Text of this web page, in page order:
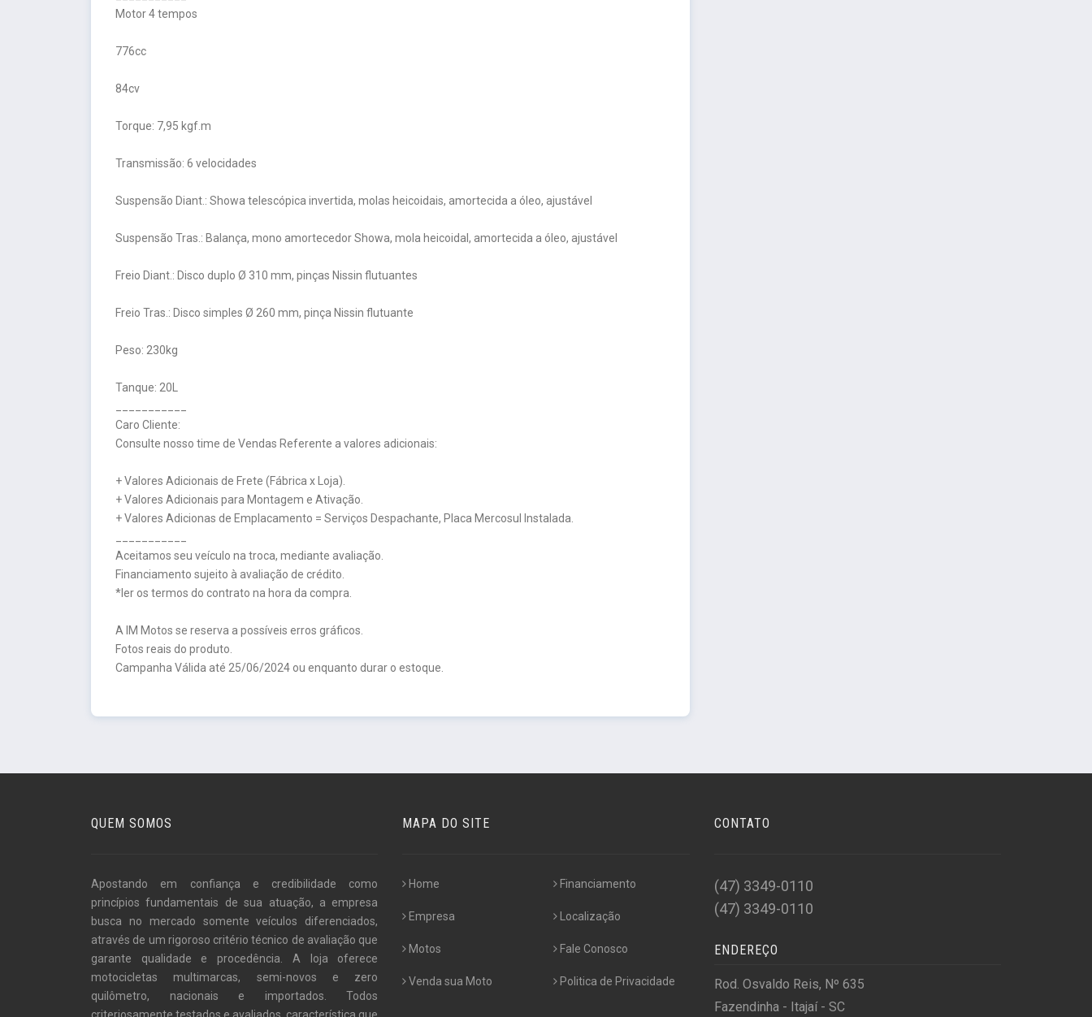
Motor 4 tempos
776cc
84cv
Torque: 7,95 kgf.m
Transmissão: 6 velocidades
Suspensão Diant.: Showa telescópica invertida, molas heicoidais, amortecida a óleo, ajustável
Suspensão Tras.: Balança, mono amortecedor Showa, mola heicoidal, amortecida a óleo, ajustável
Freio Diant.: Disco duplo Ø 310 mm, pinças Nissin flutuantes
Freio Tras.: Disco simples Ø 260 mm, pinça Nissin flutuante
Peso: 230kg
Tanque: 20L
Caro Cliente:
Consulte nosso time de Vendas Referente a valores adicionais:
+ Valores Adicionais de Frete (Fábrica x Loja).
+ Valores Adicionais para Montagem e Ativação.
+ Valores Adicionas de Emplacamento = Serviços Despachante, Placa Mercosul Instalada.
Aceitamos seu veículo na troca, mediante avaliação.
Financiamento sujeito à avaliação de crédito.
*ler os termos do contrato na hora da compra.
A IM Motos se reserva a possíveis erros gráficos.
Fotos reais do produto.
Campanha Válida até 25/06/2024 ou enquanto durar o estoque.
QUEM SOMOS
Apostando em confiança e credibilidade como
princípios fundamentais de sua atuação, a empresa
busca no mercado somente veículos diferenciados,
através de um rigoroso critério técnico de avaliação que
garante qualidade e procedência. A loja oferece
motocicletas multimarcas, semi-novos e zero
quilômetro, nacionais e importados. Todos
MAPA DO SITE
Home
Empresa
Motos
Venda sua Moto
Financiamento
Localização
Fale Conosco
Politica de Privacidade
CONTATO
(47) 3349-0110
(47) 3349-0110
ENDEREÇO
Rod. Osvaldo Reis, Nº 635
Fazendinha - Itajaí - SC